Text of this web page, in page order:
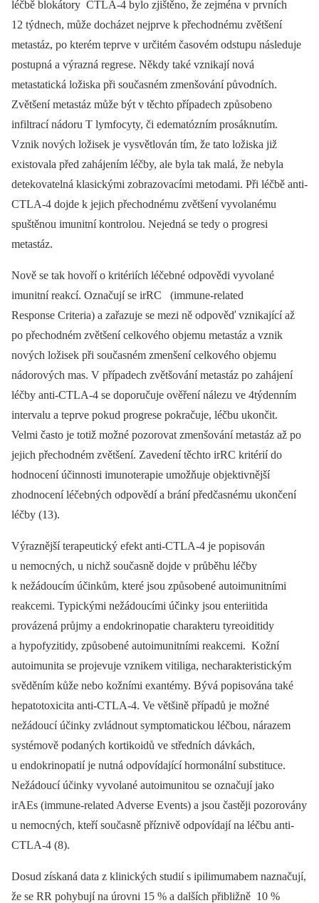
léčbě blokátory CTLA-4 bylo zjištěno, že zejména v prvních
12 týdnech, může docházet nejprve k přechodnému zvětšení
metastáz, po kterém teprve v určitém časovém odstupu následuje
postupná a výrazná regrese. Někdy také vznikají nová
metastatická ložiska při současném zmenšování původních.
Zvětšení metastáz může být v těchto případech způsobeno
infiltrací nádoru T lymfocyty, či edematózním prosáknutím.
Vznik nových ložisek je vysvětlován tím, že tato ložiska již
existovala před zahájením léčby, ale byla tak malá, že nebyla
detekovatelná klasickými zobrazovacími metodami. Při léčbě anti-
CTLA-4 dojde k jejich přechodnému zvětšení vyvolanému
spuštěnou imunitní kontrolou. Nejedná se tedy o progresi
metastáz.
Nově se tak hovoří o kritériích léčebné odpovědi vyvolané
imunitní reakcí. Označují se irRC (immune-related
Response Criteria) a zařazuje se mezi ně odpověď vznikající až
po přechodném zvětšení celkového objemu metastáz a vznik
nových ložisek při současném zmenšení celkového objemu
nádorových mas. V případech zvětšování metastáz po zahájení
léčby anti-CTLA-4 se doporučuje ověření nálezu ve 4týdenním
intervalu a teprve pokud progrese pokračuje, léčbu ukončit.
Velmi často je totiž možné pozorovat zmenšování metastáz až po
jejich přechodném zvětšení. Zavedení těchto irRC kritérií do
hodnocení účinnosti imunoterapie umožňuje objektivnější
zhodnocení léčebných odpovědí a brání předčasnému ukončení
léčby (13).
Výraznější terapeutický efekt anti-CTLA-4 je popisován
u nemocných, u nichž současně dojde v průběhu léčby
k nežádoucím účinkům, které jsou způsobené autoimunitními
reakcemi. Typickými nežádoucími účinky jsou enteriitida
provázená průjmy a endokrinopatie charakteru tyreoiditidy
a hypofyzitidy, způsobené autoimunitními reakcemi. Kožní
autoimunita se projevuje vznikem vitiliga, necharakteristickým
svěděním kůže nebo kožními exantémy. Bývá popisována také
hepatotoxicita anti-CTLA-4. Ve většině případů je možné
nežádoucí účinky zvládnout symptomatickou léčbou, nárazem
systémově podaných kortikoidů ve středních dávkách,
u endokrinopatií je nutná odpovídající hormonální substituce.
Nežádoucí účinky vyvolané autoimunitou se označují jako
irAEs (immune-related Adverse Events) a jsou častěji pozorovány
u nemocných, kteří současně příznivě odpovídají na léčbu anti-
CTLA-4 (8).
Dosud získaná data z klinických studií s ipilimumabem naznačují,
že se RR pohybují na úrovni 15 % a dalších přibližně 10 %